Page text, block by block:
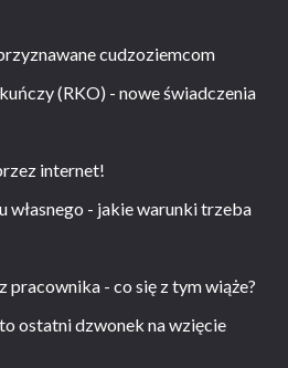
cudzoziemcom
(RKO) - nowe świadczenia
internet!
własnego - jakie warunki trzeba
pracownika - co się z tym wiąże?
ostatni dzwonek na wzięcie